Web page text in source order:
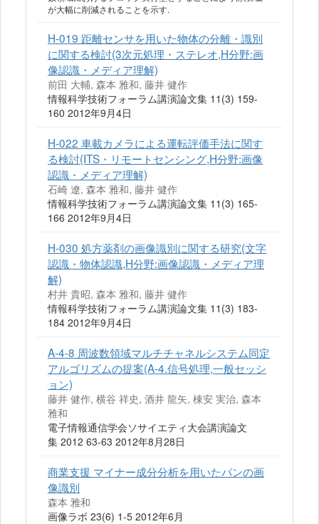
が大幅に削減されることを示す.
H-019 距離センサを用いた物体の分離・識別
に関する検討(3次元処理・ステレオ,H分野:画
像認識・メディア理解)
前田 大輔, 森本 雅和, 藤井 健作
情報科学技術フォーラム講演論文集 11(3) 159-
160 2012年9月4日
H-022 車載カメラによる運転評価手法に関す
る検討(ITS・リモートセンシング,H分野:画像
認識・メディア理解)
石崎 遼, 森本 雅和, 藤井 健作
情報科学技術フォーラム講演論文集 11(3) 165-
166 2012年9月4日
H-030 処方薬剤の画像識別に関する研究(文字
認識・物体認識,H分野:画像認識・メディア理
解)
村井 貴昭, 森本 雅和, 藤井 健作
情報科学技術フォーラム講演論文集 11(3) 183-
184 2012年9月4日
A-4-8 周波数領域マルチチャネルシステム同定
アルゴリズムの提案(A-4.信号処理,一般セッシ
ョン)
藤井 健作, 横谷 祥史, 酒井 龍矢, 棟安 実治, 森本
雅和
電子情報通信学会ソサイエティ大会講演論文
集 2012 63-63 2012年8月28日
商業支援 マイナー成分分析を用いたパンの画
像識別
森本 雅和
画像ラボ 23(6) 1-5 2012年6月